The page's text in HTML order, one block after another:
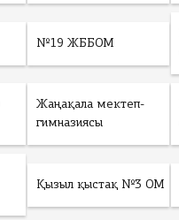
№19 ЖББОМ
Жаңақала мектеп-
гимназиясы
Қызыл қыстақ №3 ОМ